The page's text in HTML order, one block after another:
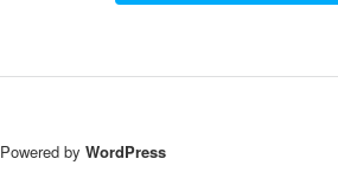
Powered by WordPress